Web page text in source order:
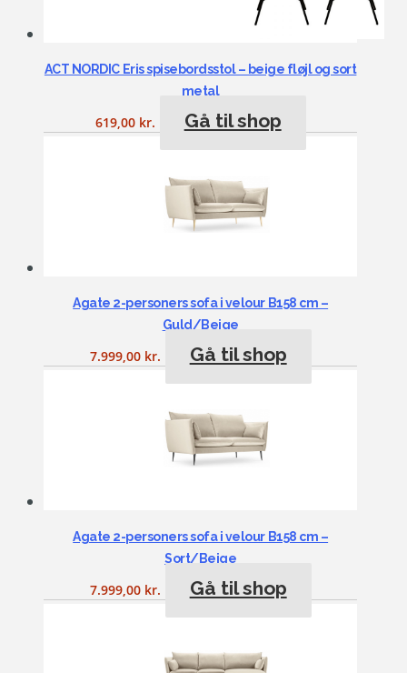
ACT NORDIC Eris spisebordsstol – beige fløjl og sort
metal
619,00 kr. Gå til shop
Agate 2-personers sofa i velour B158 cm –
Guld/Beige
7.999,00 kr. Gå til shop
Agate 2-personers sofa i velour B158 cm –
Sort/Beige
7.999,00 kr. Gå til shop